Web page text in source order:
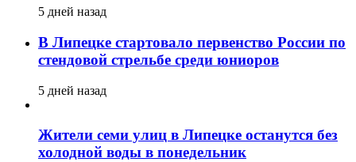
5 дней назад
В Липецке стартовало первенство России по
стендовой стрельбе среди юниоров
5 дней назад
Жители семи улиц в Липецке останутся без
холодной воды в понедельник